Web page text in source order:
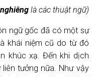
là các thuật ngữ)
ngữ gốc đã có một sự
khái niệm cũ do từ đó
khúc xạ. Đến khi dịch
tưởng nữa. Như vậy